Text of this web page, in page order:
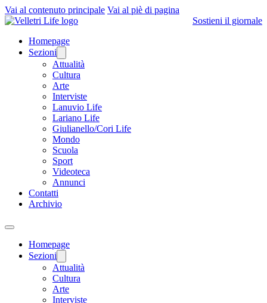
Vai al contenuto principale Vai al piè di pagina
Sostieni il giornale
Homepage
Sezioni
Attualità
Cultura
Arte
Interviste
Lanuvio Life
Lariano Life
Giulianello/Cori Life
Mondo
Scuola
Sport
Videoteca
Annunci
Contatti
Archivio
Homepage
Sezioni
Attualità
Cultura
Arte
Interviste